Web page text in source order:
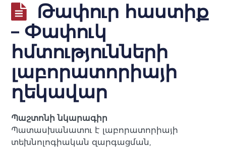
Թափուր հաստիք
– Փափուկ
հմտությունների
լաբորատորիայի
ղեկավար
Պաշտոնի նկարագիր
Պատասխանատու է լաբորատորիայի
տեխնոլոգիական զարգացման,